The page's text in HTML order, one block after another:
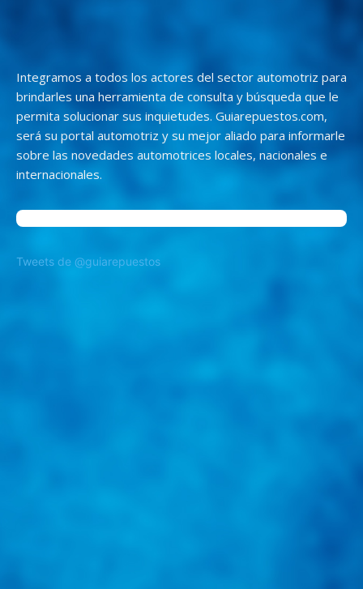
Integramos a todos los actores del sector automotriz para
brindarles una herramienta de consulta y búsqueda que le
permita solucionar sus inquietudes. Guiarepuestos.com,
será su portal automotriz y su mejor aliado para informarle
sobre las novedades automotrices locales, nacionales e
internacionales.
Tweets de @guiarepuestos